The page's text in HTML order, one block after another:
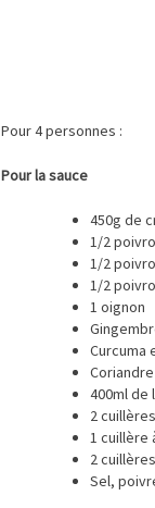
Pour 4 personnes :
Pour la sauce
450g de
1/2
1/2
1/2
1 oignon
Curcuma
400ml de
2
1 cuillère
2
Sel,